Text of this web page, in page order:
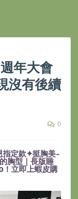
年大會
沒有後續
0
指定款✦挺胸美-
胸型｜長版睡
！立即上蝦皮購